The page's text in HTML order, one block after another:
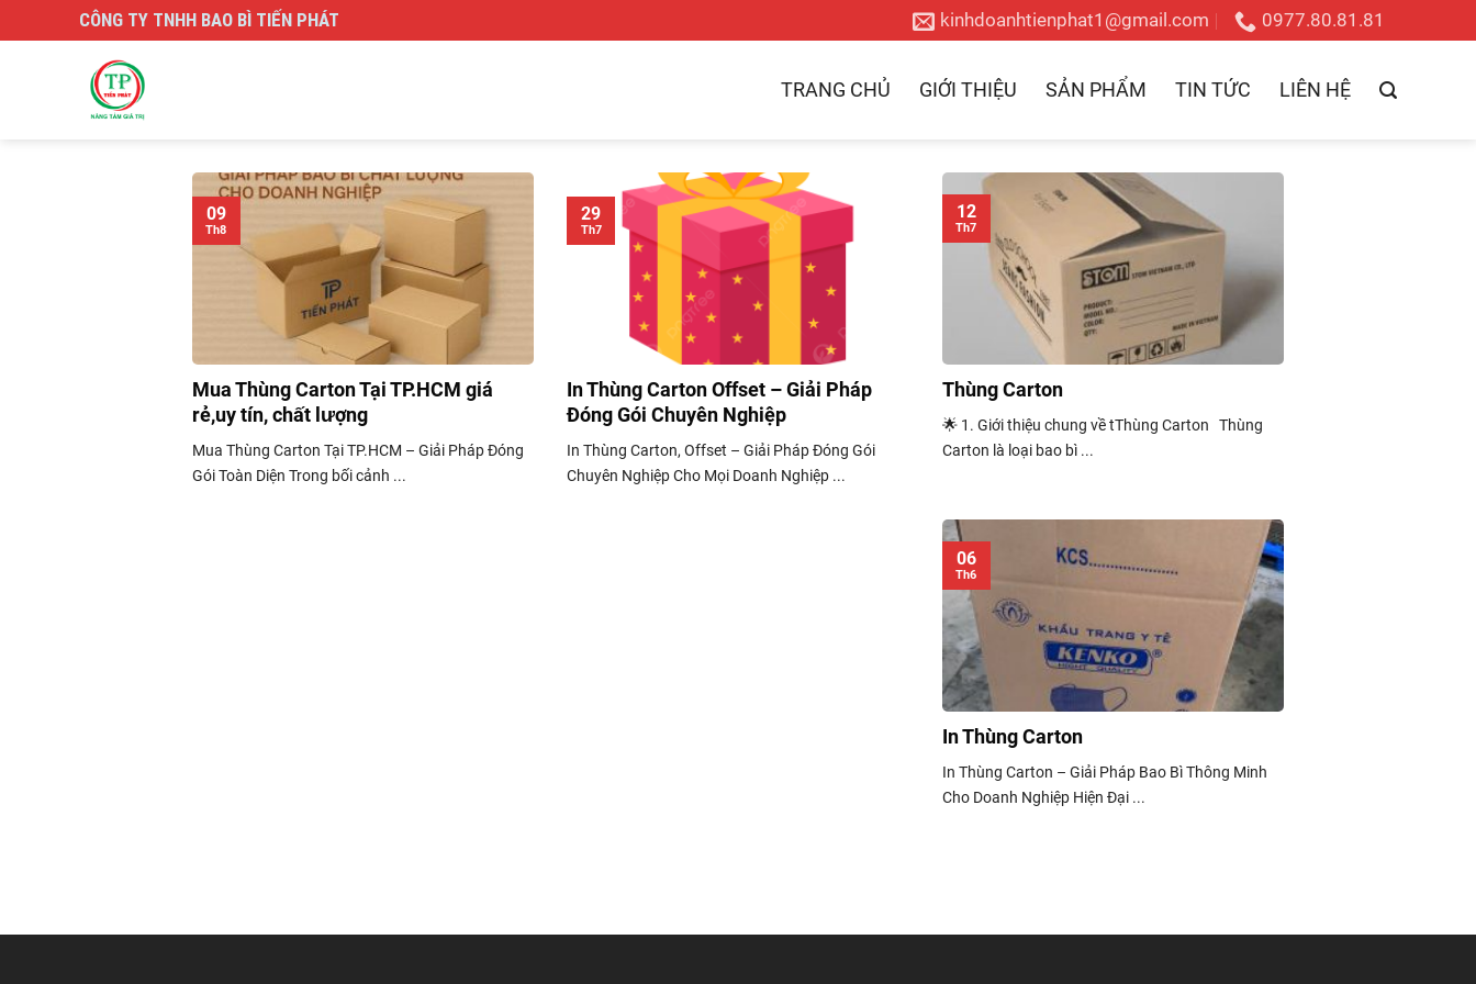
to
CÔNG TY TNHH BAO BÌ TIẾN PHÁT kinhdoanhtienphat1@gmail.com 0977.80.81.81
TRANG CHỦ GIỚI THIỆU SẢN PHẨM TIN TỨC LIÊN HỆ
Mua Thùng Carton Tại TP.HCM giá
rẻ,uy tín, chất lượng
Mua Thùng Carton Tại TP.HCM – Giải Pháp Đóng
Gói Toàn Diện Trong bối cảnh ...
09
Th8
In Thùng Carton Offset – Giải Pháp
Đóng Gói Chuyên Nghiệp
In Thùng Carton, Offset – Giải Pháp Đóng Gói
Chuyên Nghiệp Cho Mọi Doanh Nghiệp ...
29
Th7
Thùng Carton
🌟 1. Giới thiệu chung về tThùng Carton Thùng
Carton là loại bao bì ...
12
Th7
In Thùng Carton
In Thùng Carton – Giải Pháp Bao Bì Thông Minh
Cho Doanh Nghiệp Hiện Đại ...
06
Th6